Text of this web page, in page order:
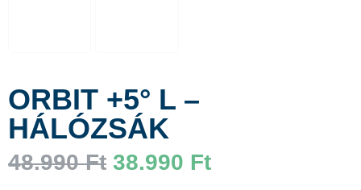
ORBIT +5° L –
HÁLÓZSÁK
48.990Ft 38.990 Ft